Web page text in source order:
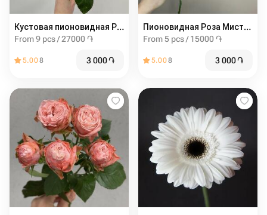
Кустовая пионовидная Роза мадам бомбастик от 9шт
From 9 pcs / 27000 ֏
5.008 3 000֏
Пионовидная Роза Мисти баблс от 5шт
From 5 pcs / 15000 ֏
5.008 3 000֏